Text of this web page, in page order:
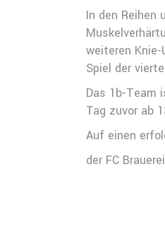
In den Reihen
weiteren
Spiel der
Das 1b-Team
Tag zuvor ab
Auf einen
der FC